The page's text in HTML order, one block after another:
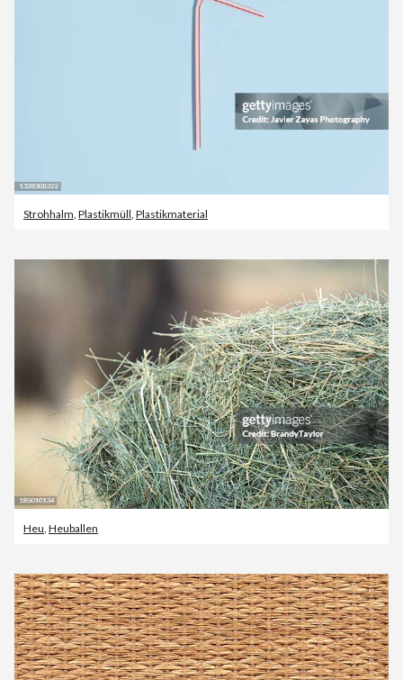
Strohhalm Plastikmüll Plastikmaterial
Heu, Heuballen